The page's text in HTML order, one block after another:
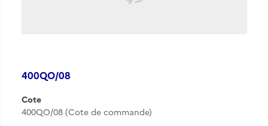
400QO/08
Cote
400QO/08 (Cote de commande)